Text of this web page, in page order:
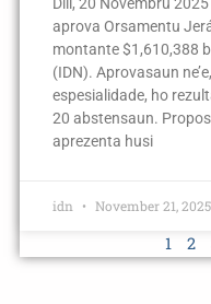
Díli, 20 Novembru
aprova Orsamentu
montante $1,610,388
(IDN). Aprovasaun
espesialidade, ho
20 abstensaun.
aprezenta husi
idn November 21, 2025
1 2